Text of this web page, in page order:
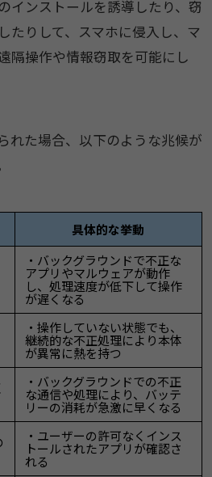
インストールを誘導したり、窃
たりして、スマホに侵入し、マ
隔操作や情報窃取を可能にし
れた場合、以下のような兆候が
具体的な挙動
・バックグラウンドで不正な
アプリやマルウェアが動作
し、処理速度が低下して操作
が遅くなる
・操作していない状態でも、
継続的な不正処理により本体
が異常に熱を持つ
・バックグラウンドでの不正
な通信や処理により、バッテ
リーの消耗が急激に早くなる
・ユーザーの許可なくインス
トールされたアプリが確認さ
れる